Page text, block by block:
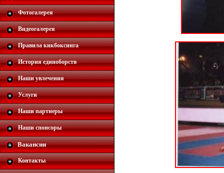
Фотогалерея
Видеогалерея
Правила кикбоксинга
История единоборств
Наши увлечения
Услуги
Наши партнеры
Наши спонсоры
Вакансии
Контакты